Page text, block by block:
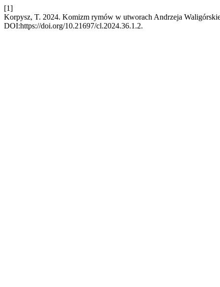
[1]
Korpysz, T. 2024. Komizm rymów w utworach Andrzeja
DOI:https://doi.org/10.21697/cl.2024.36.1.2.